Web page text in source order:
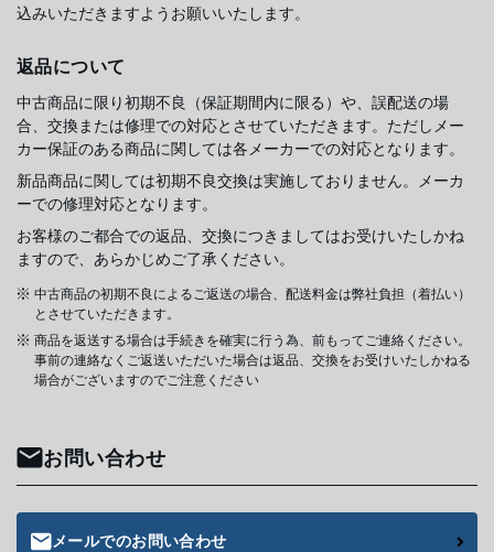
込みいただきますようお願いいたします。
返品について
中古商品に限り初期不良（保証期間内に限る）や、誤配送の場
合、交換または修理での対応とさせていただきます。ただしメー
カー保証のある商品に関しては各メーカーでの対応となります。
新品商品に関しては初期不良交換は実施しておりません。メーカ
ーでの修理対応となります。
お客様のご都合での返品、交換につきましてはお受けいたしかね
ますので、あらかじめご了承ください。
中古商品の初期不良によるご返送の場合、配送料金は弊社負担（着払い）
とさせていただきます。
商品を返送する場合は手続きを確実に行う為、前もってご連絡ください。
事前の連絡なくご返送いただいた場合は返品、交換をお受けいたしかねる
場合がございますのでご注意ください
お問い合わせ
メールでのお問い合わせ